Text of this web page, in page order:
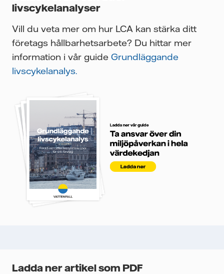
livscykelanalyser
Vill du veta mer om hur LCA kan stärka ditt
företags hållbarhetsarbete? Du hittar mer
information i vår guide Grundläggande
livscykelanalys.
Ladda ner artikel som PDF